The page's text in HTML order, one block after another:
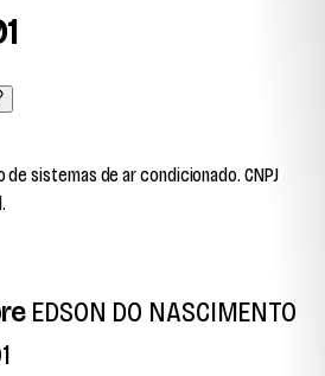
sistemas de ar condicionado. CNPJ
EDSON DO NASCIMENTO